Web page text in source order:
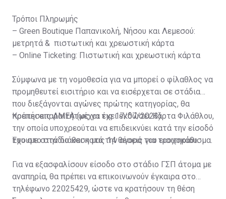
Τρόποι Πληρωμής
– Green Boutique Παπανικολή, Νήσου και Λεμεσού:
μετρητά & πιστωτική και χρεωστική κάρτα
– Online Ticketing: Πιστωτική και χρεωστική κάρτα
Σύμφωνα με τη νομοθεσία για να μπορεί ο φίλαθλος να
προμηθευτεί εισιτήριο και να εισέρχεται σε στάδια
που διεξάγονται αγώνες πρώτης κατηγορίας, θα
πρέπει απαραιτήτως να έχει εκδώσει Κάρτα Φιλάθλου,
την οποία υποχρεούται να επιδεικνύει κατά την είσοδό
του στο στάδιο και κατά την αγορά του εισιτηρίου.
Κρατήσεις ΑΜΕΑ (μέχρι τις 17/07/2023)
Έχουμε στην διάθεση μας 14 θέσεις για τροχοκάθισμα.
Για να εξασφαλίσουν είσοδο στο στάδιο ΓΣΠ άτομα με
αναπηρία, θα πρέπει να επικοινωνούν έγκαιρα στο
τηλέφωνο 22025429, ώστε να κρατήσουν τη θέση